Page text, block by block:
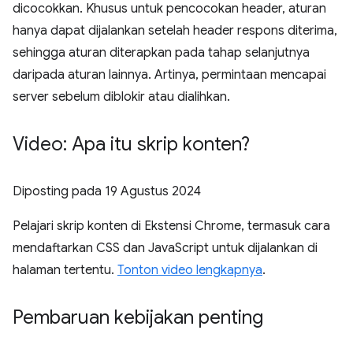
dicocokkan. Khusus untuk pencocokan header, aturan
hanya dapat dijalankan setelah header respons diterima,
sehingga aturan diterapkan pada tahap selanjutnya
daripada aturan lainnya. Artinya, permintaan mencapai
server sebelum diblokir atau dialihkan.
Video: Apa itu skrip konten?
Diposting pada 19 Agustus 2024
Pelajari skrip konten di Ekstensi Chrome, termasuk cara
mendaftarkan CSS dan JavaScript untuk dijalankan di
halaman tertentu. Tonton video lengkapnya.
Pembaruan kebijakan penting